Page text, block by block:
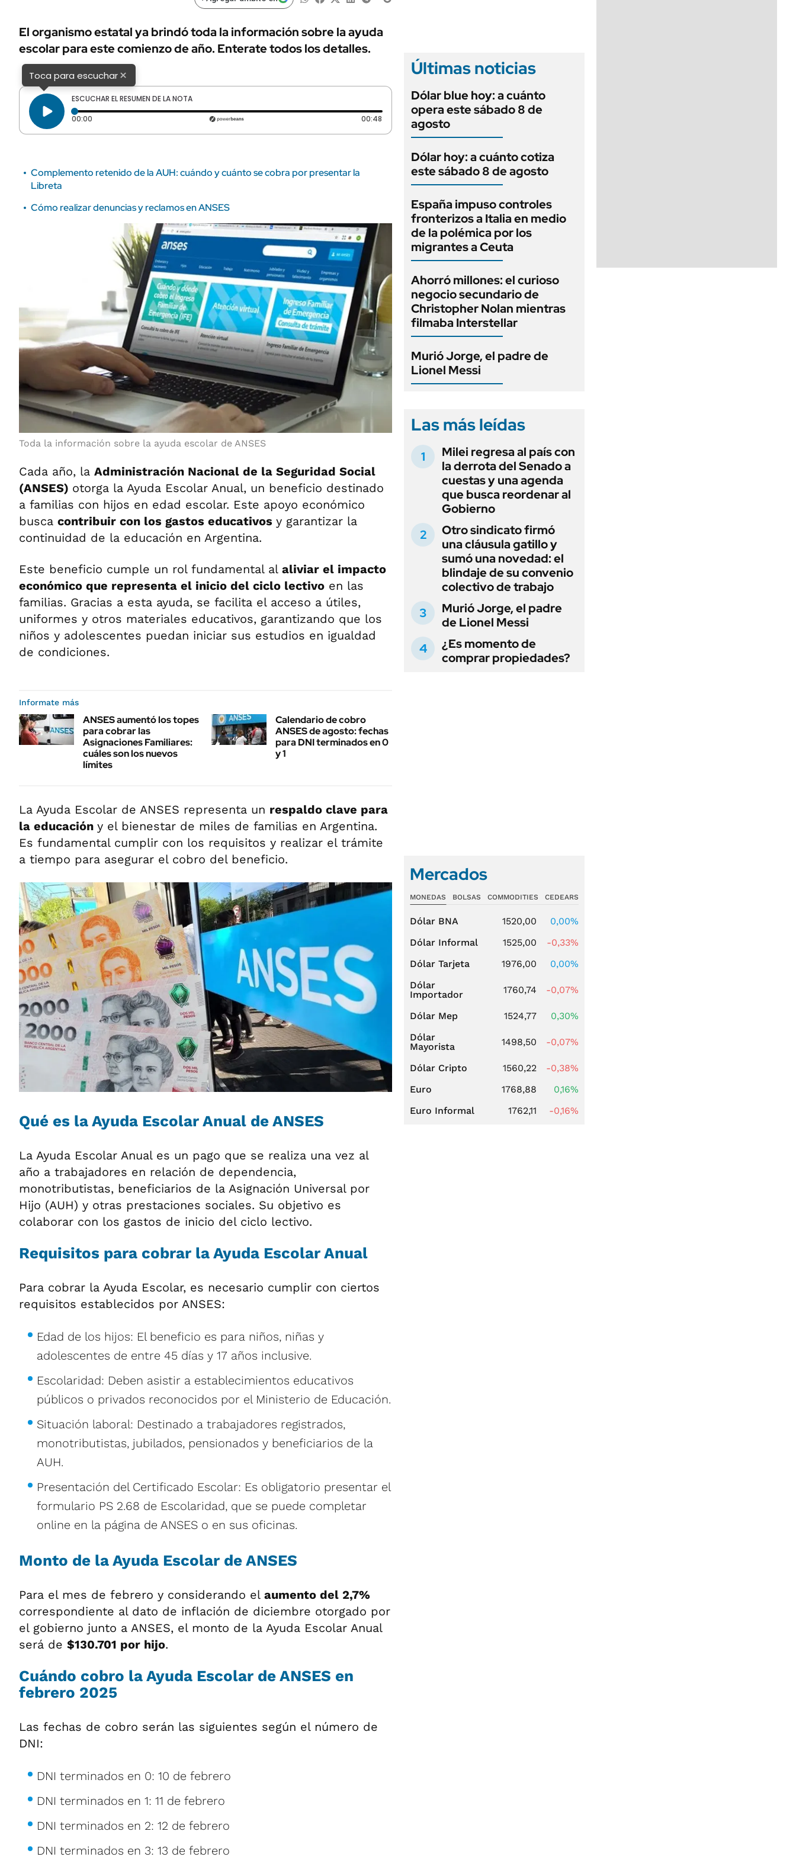
URUGUAY
AUTOS
El organismo estatal ya brindó toda la información sobre la ayuda
escolar para este comienzo de año. Enterate todos los detalles.
Toca para escuchar×
ESCUCHAR EL RESUMEN DE LA NOTA
00:00 Tiempo transcurrido: 0 segundos 00:48 Duración: 48 segundos
Complemento retenido de la AUH: cuándo y cuánto se cobra por presentar la
Libreta
Cómo realizar denuncias y reclamos en ANSES
Toda la información sobre la ayuda escolar de ANSES
Cada año, la Administración Nacional de la Seguridad Social
(ANSES) otorga la Ayuda Escolar Anual, un beneficio destinado
a familias con hijos en edad escolar. Este apoyo económico
busca contribuir con los gastos educativos y garantizar la
continuidad de la educación en Argentina.
Este beneficio cumple un rol fundamental al aliviar el impacto
económico que representa el inicio del ciclo lectivo en las
familias. Gracias a esta ayuda, se facilita el acceso a útiles,
uniformes y otros materiales educativos, garantizando que los
niños y adolescentes puedan iniciar sus estudios en igualdad
de condiciones.
Informate más
ANSES aumentó los topes
para cobrar las
Asignaciones Familiares:
cuáles son los nuevos
límites
Calendario de cobro
ANSES de agosto: fechas
para DNI terminados en 0
y 1
La Ayuda Escolar de ANSES representa un respaldo clave para
la educación y el bienestar de miles de familias en Argentina.
Es fundamental cumplir con los requisitos y realizar el trámite
a tiempo para asegurar el cobro del beneficio.
Qué es la Ayuda Escolar Anual de ANSES
La Ayuda Escolar Anual es un pago que se realiza una vez al
año a trabajadores en relación de dependencia,
monotributistas, beneficiarios de la Asignación Universal por
Hijo (AUH) y otras prestaciones sociales. Su objetivo es
colaborar con los gastos de inicio del ciclo lectivo.
Requisitos para cobrar la Ayuda Escolar Anual
Para cobrar la Ayuda Escolar, es necesario cumplir con ciertos
requisitos establecidos por ANSES:
Edad de los hijos: El beneficio es para niños, niñas y
adolescentes de entre 45 días y 17 años inclusive.
Escolaridad: Deben asistir a establecimientos educativos
públicos o privados reconocidos por el Ministerio de Educación.
Situación laboral: Destinado a trabajadores registrados,
monotributistas, jubilados, pensionados y beneficiarios de la
AUH.
Presentación del Certificado Escolar: Es obligatorio presentar el
formulario PS 2.68 de Escolaridad, que se puede completar
online en la página de ANSES o en sus oficinas.
Monto de la Ayuda Escolar de ANSES
Para el mes de febrero y considerando el aumento del 2,7%
correspondiente al dato de inflación de diciembre otorgado por
el gobierno junto a ANSES, el monto de la Ayuda Escolar Anual
será de $130.701 por hijo.
Cuándo cobro la Ayuda Escolar de ANSES en
febrero 2025
Las fechas de cobro serán las siguientes según el número de
DNI:
DNI terminados en 0: 10 de febrero
DNI terminados en 1: 11 de febrero
DNI terminados en 2: 12 de febrero
DNI terminados en 3: 13 de febrero
Últimas noticias
Dólar blue hoy: a cuánto
opera este sábado 8 de
agosto
Dólar hoy: a cuánto cotiza
este sábado 8 de agosto
España impuso controles
fronterizos a Italia en medio
de la polémica por los
migrantes a Ceuta
Ahorró millones: el curioso
negocio secundario de
Christopher Nolan mientras
filmaba Interstellar
Murió Jorge, el padre de
Lionel Messi
Las más leídas
Milei regresa al país con
la derrota del Senado a
cuestas y una agenda
que busca reordenar al
Gobierno
Otro sindicato firmó
una cláusula gatillo y
sumó una novedad: el
blindaje de su convenio
colectivo de trabajo
Murió Jorge, el padre
de Lionel Messi
¿Es momento de
comprar propiedades?
Mercados
MONEDAS BOLSAS COMMODITIES CEDEARS
Dólar BNA 1520,00
0,00%
Dólar Informal
1525,00
-0,33%
Dólar Tarjeta
1976,00
0,00%
Dólar
Importador
1760,74 -0,07%
Dólar Mep 1524,77
0,30%
Dólar
Mayorista
1498,50 -0,07%
Dólar Cripto 1560,22
-0,38%
Euro
1768,88
0,16%
Euro Informal
1762,11 -0,16%